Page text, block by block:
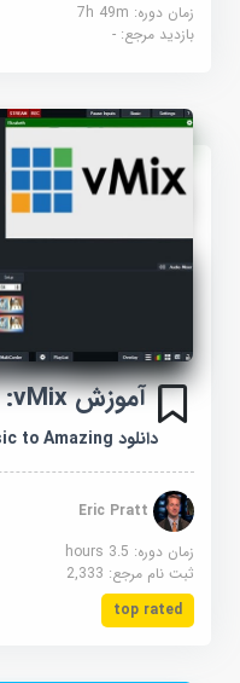
زمان دوره: 7h 49m
بازدید مرجع:-
آموزش vMix: از مبتدی تا حرفه‌ای
دانلود vMix Training: From Basic to Amazing
Eric Pratt
زمان دوره: 3.5 hours
ثبت نام مرجع:2,333
top rated